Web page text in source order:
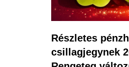
Részletes
csillagjegynek